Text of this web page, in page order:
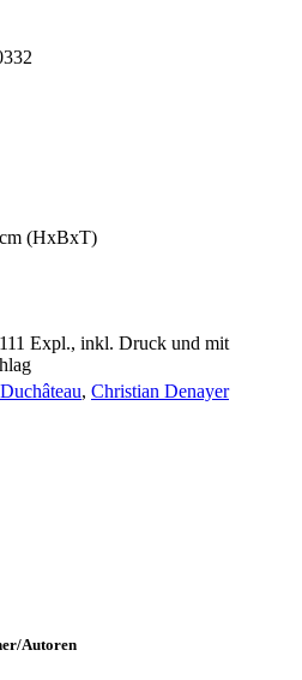
(HxBxT)
Expl., inkl. Druck und mit
, Christian Denayer
Autoren